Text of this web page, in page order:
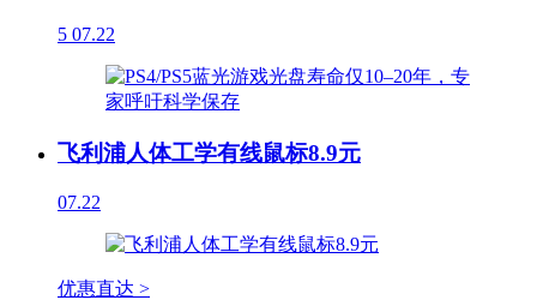
5 07.22
飞利浦人体工学有线鼠标8.9元
07.22
优惠直达 >